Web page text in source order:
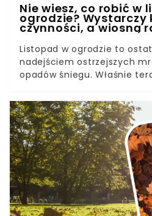
Nie wiesz, co robić w
ogrodzie?
czynności, a wiosną
odwdzięczą
Listopad w ogrodzie to
nadejściem ostrzejszych
opadów śniegu. Właśnie
Sprawdź, co warto zrobić
miesiącu.W listopadzie w
mniej pracy. Jednak ten
zabiegów pielęgnacyjnych.
warto pamiętać przed zimą.